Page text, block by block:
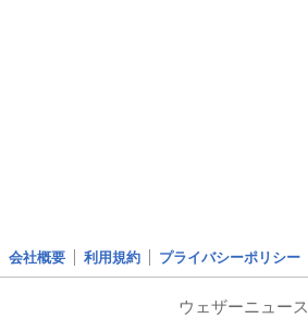
会社概要 利用規約 プライバシーポリシー
ウェザーニュース